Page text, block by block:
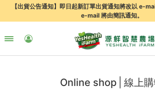
【出貨公告通知】即日起新訂單出貨通知將改以 e-
e-mail 將由簡訊通知。
Online shop 線上